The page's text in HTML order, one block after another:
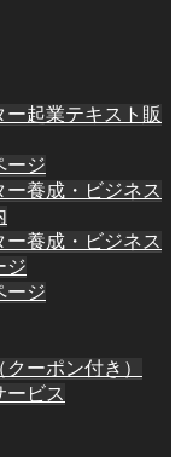
起業テキスト販
ージ
養成・ビジネス
養成・ビジネス
ジ
ージ
ーポン付き）
ービス